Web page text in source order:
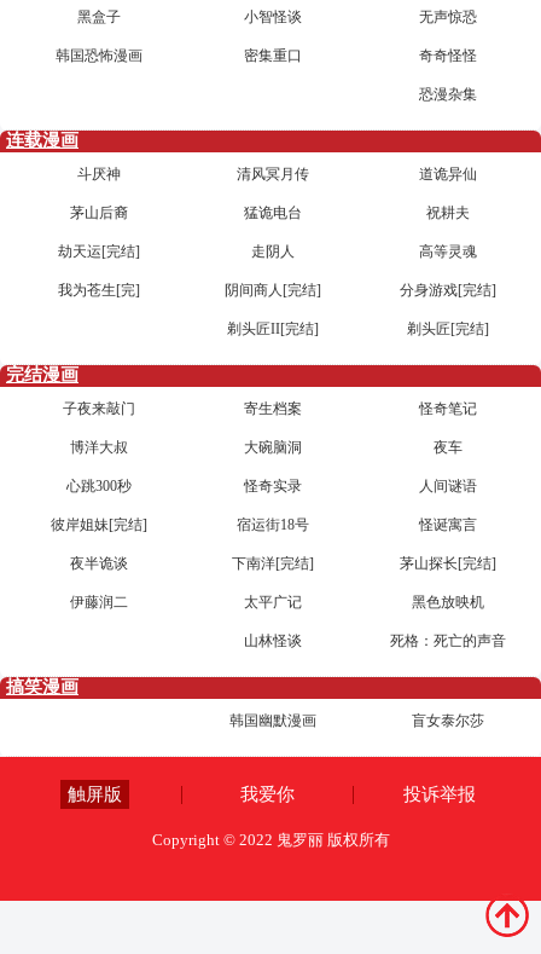
无声惊恐
小智怪谈
黑盒子
奇奇怪怪
密集重口
韩国恐怖漫画
恐漫杂集
连载漫画
道诡异仙
清风冥月传
斗厌神
祝耕夫
猛诡电台
茅山后裔
高等灵魂
走阴人
劫天运[完结]
分身游戏[完结]
阴间商人[完结]
我为苍生[完]
剃头匠[完结]
剃头匠II[完结]
完结漫画
怪奇笔记
寄生档案
子夜来敲门
夜车
大碗脑洞
博洋大叔
人间谜语
怪奇实录
心跳300秒
怪诞寓言
宿运街18号
彼岸姐妹[完结]
茅山探长[完结]
下南洋[完结]
夜半诡谈
黑色放映机
太平广记
伊藤润二
死格：死亡的声音
山林怪谈
搞笑漫画
盲女泰尔莎
韩国幽默漫画
触屏版 我爱你 投诉举报
Copyright © 2022 鬼罗丽 版权所有